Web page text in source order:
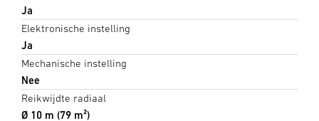
Ja
Elektronische instelling
Ja
Mechanische instelling
Nee
Reikwijdte radiaal
Ø 10 m (79 m²)